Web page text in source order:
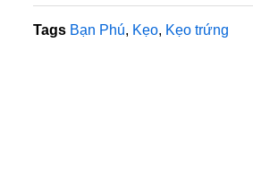
Tags Bạn Phú, Kẹo, Kẹo trứng